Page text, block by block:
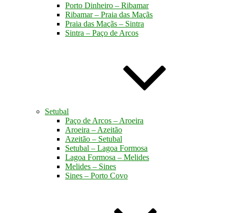
Porto Dinheiro – Ribamar
Ribamar – Praia das Maçãs
Praia das Maçãs – Sintra
Sintra – Paço de Arcos
Setubal
Paço de Arcos – Aroeira
Aroeira – Azeitão
Azeitão – Setubal
Setubal – Lagoa Formosa
Lagoa Formosa – Melides
Melides – Sines
Sines – Porto Covo